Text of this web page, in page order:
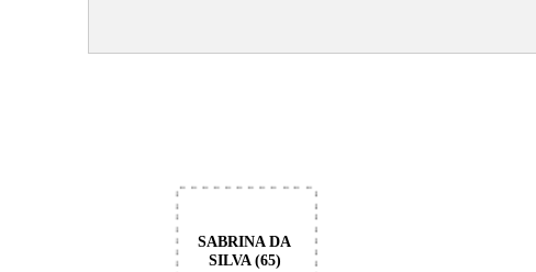
SABRINA DA
SILVA (65)